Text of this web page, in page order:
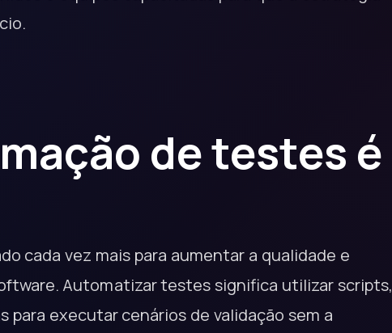
de testes é
cada vez mais para aumentar a qualidade e
Automatizar testes significa utilizar scripts,
executar cenários de validação sem a